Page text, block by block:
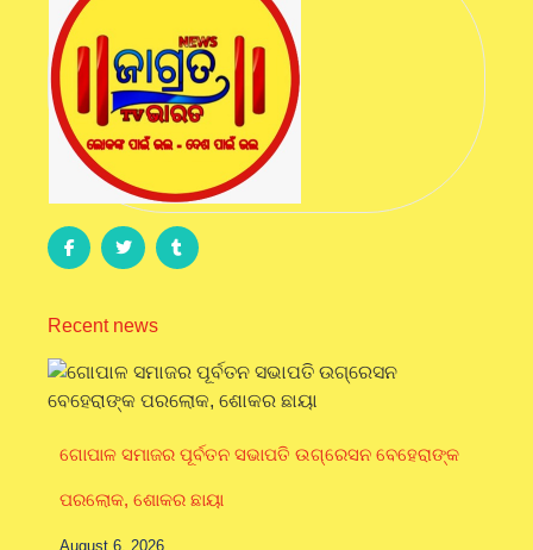
Recent news
ଗୋପାଳ ସମାଜର ପୂର୍ବତନ ସଭାପତି ଉଗ୍ରେସନ ବେହେରାଙ୍କ
ପରଲୋକ, ଶୋକର ଛାୟା
August 6, 2026